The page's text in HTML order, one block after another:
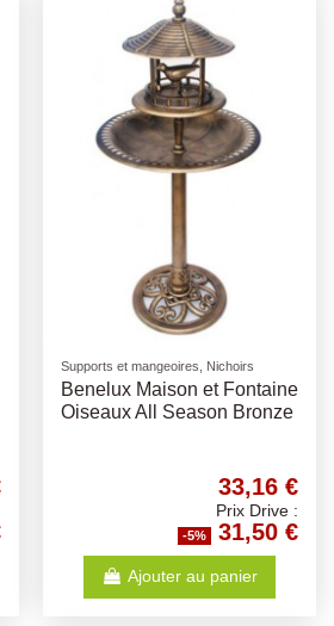
Supports et mangeoires, Nichoirs
Benelux Maison et Fontaine
Oiseaux All Season Bronze
33,16 €
Prix Drive :
-5% 31,50 €
Ajouter au panier